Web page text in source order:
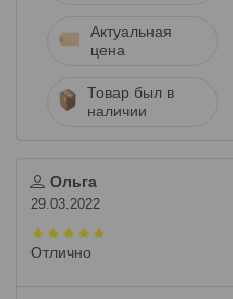
Актуальная
цена
Товар был в
наличии
Ольга
29.03.2022
Отлично